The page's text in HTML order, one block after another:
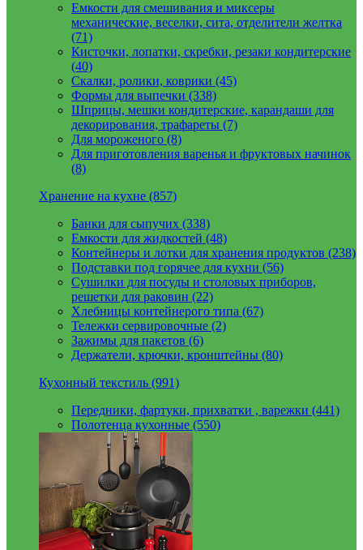
Емкости для смешивания и миксеры
механические, веселки, сита, отделители желтка
(71)
Кисточки, лопатки, скребки, резаки кондитерские
(40)
Скалки, ролики, коврики (45)
Формы для выпечки (338)
Шприцы, мешки кондитерские, карандаши для
декорирования, трафареты (7)
Для мороженого (8)
Для приготовления варенья и фруктовых начинок
(8)
Хранение на кухне (857)
Банки для сыпучих (338)
Емкости для жидкостей (48)
Контейнеры и лотки для хранения продуктов (238)
Подставки под горячее для кухни (56)
Сушилки для посуды и столовых приборов,
решетки для раковин (22)
Хлебницы контейнерого типа (67)
Тележки сервировочные (2)
Зажимы для пакетов (6)
Держатели, крючки, кронштейны (80)
Кухонный текстиль (991)
Передники, фартуки, прихватки , варежки (441)
Полотенца кухонные (550)